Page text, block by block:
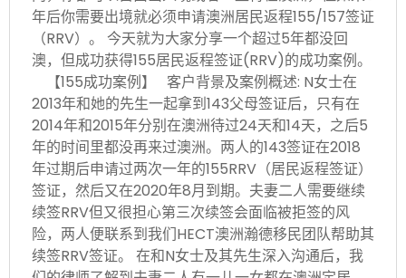
年后你需要出境就必须申请澳洲居民返程155/157签证
（RRV）。 今天就为大家分享一个超过5年都没回
澳，但成功获得155居民返程签证(RRV)的成功案例。
【155成功案例】 客户背景及案例概述: N女士在
2013年和她的先生一起拿到143父母签证后，只有在
2014年和2015年分别在澳洲待过24天和14天，之后5
年的时间里都没再来过澳洲。两人的143签证在2018
年过期后申请过两次一年的155RRV（居民返程签证）
签证，然后又在2020年8月到期。夫妻二人需要继续
续签RRV但又很担心第三次续签会面临被拒签的风
险，两人便联系到我们HECT澳洲瀚德移民团队帮助其
续签RRV签证。 在和N女士及其先生深入沟通后，我